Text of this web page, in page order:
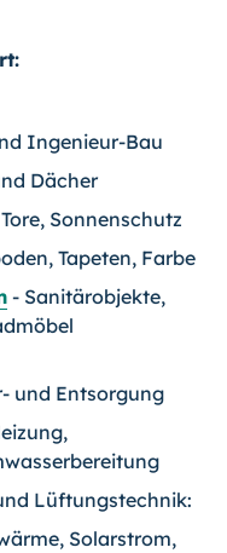
Ingenieur-Bau
Dächer
Sonnenschutz
Tapeten, Farbe
- Sanitärobjekte,
und Entsorgung
Lüftungstechnik:
Solarstrom,